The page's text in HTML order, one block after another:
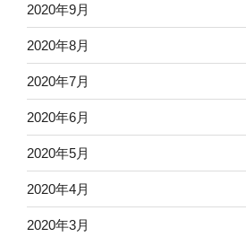
2020年9月
2020年8月
2020年7月
2020年6月
2020年5月
2020年4月
2020年3月